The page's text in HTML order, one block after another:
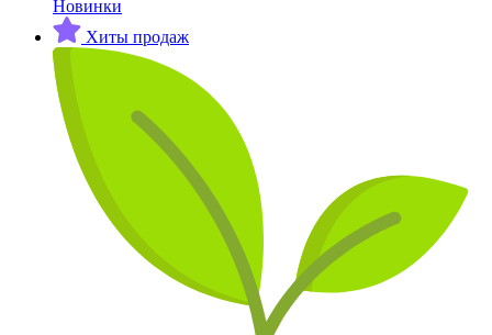
Новинки
Хиты продаж